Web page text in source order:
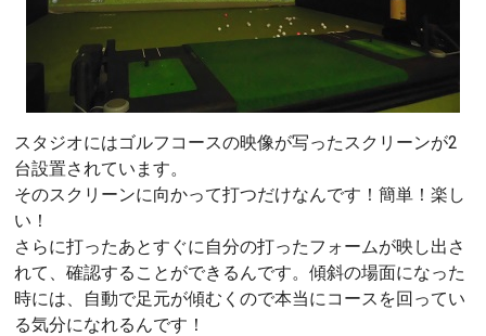
スタジオにはゴルフコースの映像が写ったスクリーンが2
台設置されています。
そのスクリーンに向かって打つだけなんです！簡単！楽し
い！
さらに打ったあとすぐに自分の打ったフォームが映し出さ
れて、確認することができるんです。傾斜の場面になった
時には、自動で足元が傾むくので本当にコースを回ってい
る気分になれるんです！